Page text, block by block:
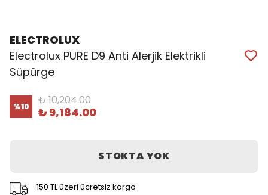
ELECTROLUX
Electrolux PURE D9 Anti Alerjik Elektrikli
Süpürge
%10 ₺ 10,204.00
₺ 9,184.00
STOKTA YOK
150 TL üzeri ücretsiz kargo